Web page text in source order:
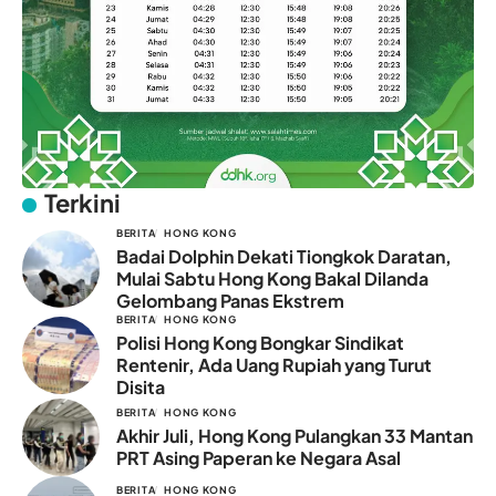
Terkini
BERITA HONG KONG
Badai Dolphin Dekati Tiongkok Daratan,
Mulai Sabtu Hong Kong Bakal Dilanda
Gelombang Panas Ekstrem
BERITA HONG KONG
Polisi Hong Kong Bongkar Sindikat
Rentenir, Ada Uang Rupiah yang Turut
Disita
BERITA HONG KONG
Akhir Juli, Hong Kong Pulangkan 33 Mantan
PRT Asing Paperan ke Negara Asal
BERITA HONG KONG